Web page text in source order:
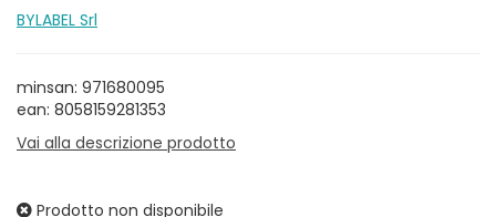
BYLABEL Srl
minsan: 971680095
ean: 8058159281353
Vai alla descrizione prodotto
Prodotto non disponibile